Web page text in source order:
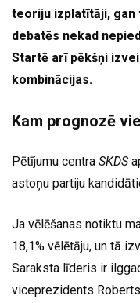
teoriju izplatītāji, gan
debatēs nekad
Startē arī pēkšņi
kombinācijas.
Kam prognozē
Pētījumu centra SKDS
astoņu partiju
Ja vēlēšanas notiktu
18,1% vēlētāju, un tā
Saraksta līderis ir
viceprezidents